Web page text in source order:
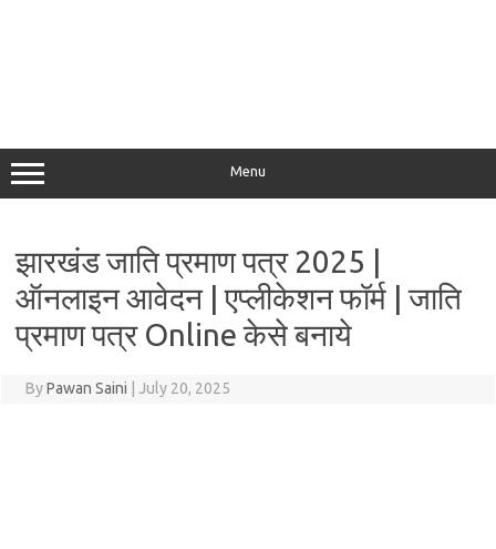
Menu
झारखंड जाति प्रमाण पत्र 2025 |
ऑनलाइन आवेदन | एप्लीकेशन फॉर्म | जाति
प्रमाण पत्र Online केसे बनाये
ByPawan Saini July 20, 2025